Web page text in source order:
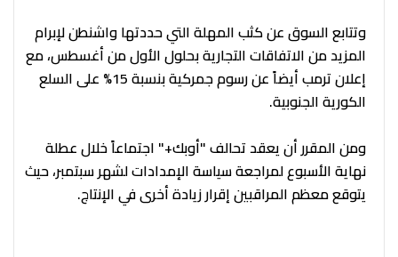
وتتابع السوق عن كثب المهلة التي حددتها واشنطن لإبرام
المزيد من الاتفاقات التجارية بحلول الأول من أغسطس، مع
إعلان ترمب أيضاً عن رسوم جمركية بنسبة 15% على السلع
الكورية الجنوبية.
ومن المقرر أن يعقد تحالف "أوبك+" اجتماعاً خلال عطلة
نهاية الأسبوع لمراجعة سياسة الإمدادات لشهر سبتمبر، حيث
يتوقع معظم المراقبين إقرار زيادة أخرى في الإنتاج.